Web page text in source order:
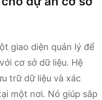
giao diện quản lý để
cơ sở dữ liệu. Hệ
trữ dữ liệu và xác
một nơi. Nó giúp sắp